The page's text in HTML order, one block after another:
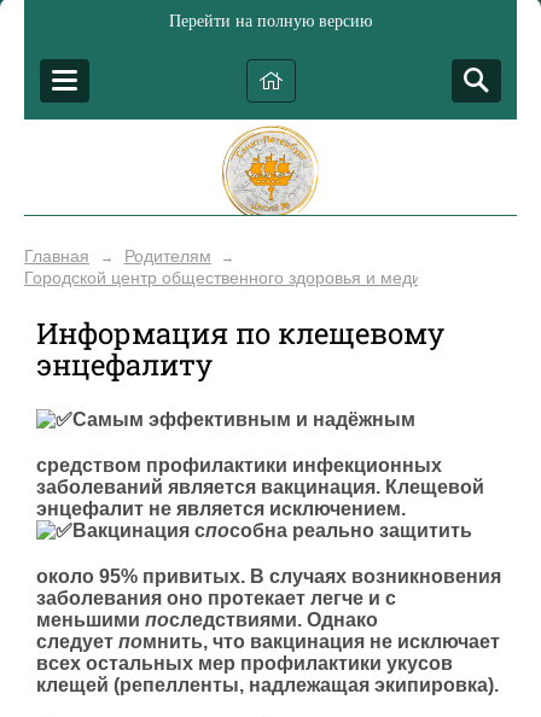
Перейти на полную версию
Главная → Родителям →
Городской центр общественного здоровья и медицинской
Информация по клещевому
энцефалиту
Самым эффективным и надёжным
средством профилактики инфекционных
заболеваний является вакцинация. Клещевой
энцефалит не является исключением.
Вакцинация способна реально защитить
около 95% привитых. В случаях возникновения
заболевания оно протекает легче и с
меньшими последствиями. Однако
следует помнить, что вакцинация не исключает
всех остальных мер профилактики укусов
клещей (репелленты, надлежащая экипировка).